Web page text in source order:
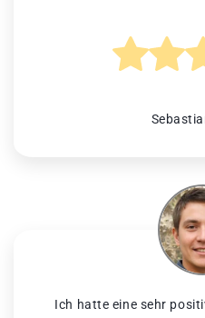
Ich hatte eine sehr